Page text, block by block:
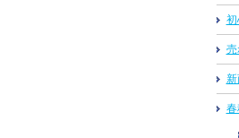
初
売
新
春